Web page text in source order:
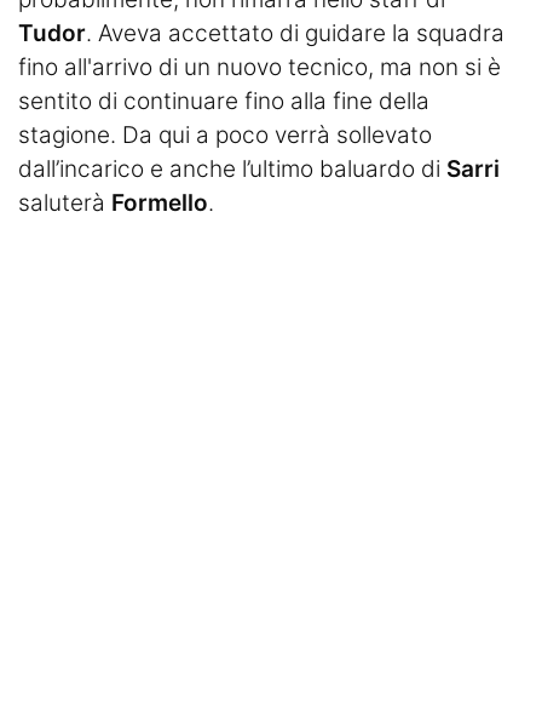
Tudor. Aveva accettato di guidare la squadra
fino all'arrivo di un nuovo tecnico, ma non si è
sentito di continuare fino alla fine della
stagione. Da qui a poco verrà sollevato
dall’incarico e anche l’ultimo baluardo di Sarri
saluterà Formello.